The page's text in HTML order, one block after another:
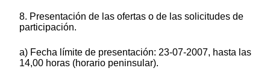
8. Presentación de las ofertas o de las solicitudes de
participación.
a) Fecha límite de presentación: 23-07-2007, hasta las
14,00 horas (horario peninsular).